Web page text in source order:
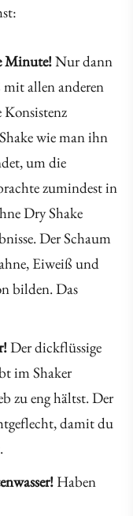
Minute!Nur dann
allen anderen
Konsistenz
wie man ihn
um die
zumindest in
Dry Shake
Der Schaum
Eiweiß und
bilden. Das
Der dickflüssige
im Shaker
zu eng hältst. Der
damit du
Haben